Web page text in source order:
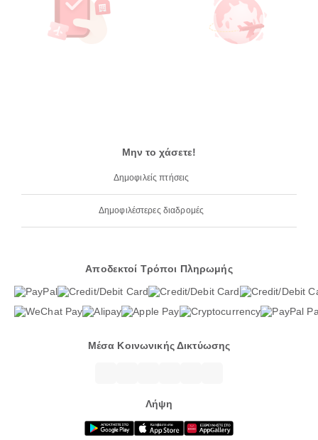
Μην το χάσετε!
Δημοφιλείς πτήσεις
Δημοφιλέστερες διαδρομές
Αποδεκτοί Τρόποι Πληρωμής
Μέσα Κοινωνικής Δικτύωσης
Λήψη